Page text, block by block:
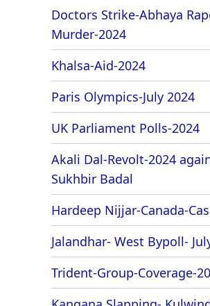
Doctors Strike-Abhaya
Murder-2024
Khalsa-Aid-2024
Paris Olympics-July 2024
UK Parliament Polls-2024
Akali Dal-Revolt-2024
Sukhbir Badal
Hardeep Nijjar-Canada-
Jalandhar- West Bypoll-
Trident-Group-Coverage-